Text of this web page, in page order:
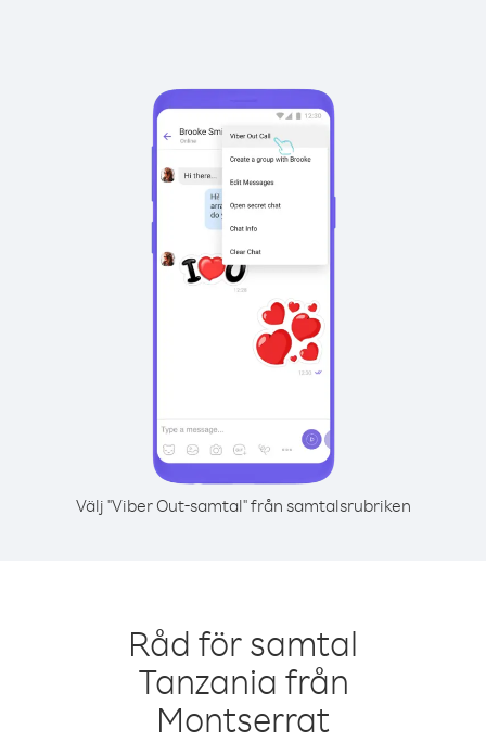
Välj "Viber Out-samtal" från samtalsrubriken
Råd för samtal
Tanzania från
Montserrat